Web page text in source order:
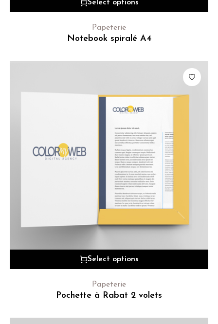
Select options
Papeterie
Notebook spiralé A4
Select options
Papeterie
Pochette à Rabat 2 volets